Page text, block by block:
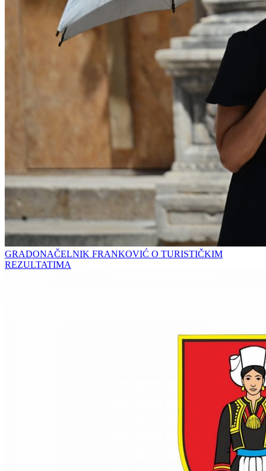
GRADONAČELNIK FRANKOVIĆ O TURISTIČKIM
REZULTATIMA